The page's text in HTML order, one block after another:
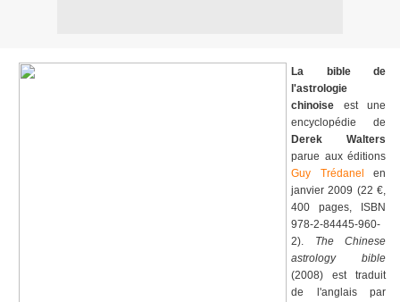
La bible de
l'astrologie
chinoise est une
encyclopédie de
Derek Walters
parue aux éditions
Guy Trédanel
en
janvier 2009 (22 €,
400 pages, ISBN
978-2-84445-960-
2).
The Chinese
astrology bible
(2008) est traduit
de l'anglais par